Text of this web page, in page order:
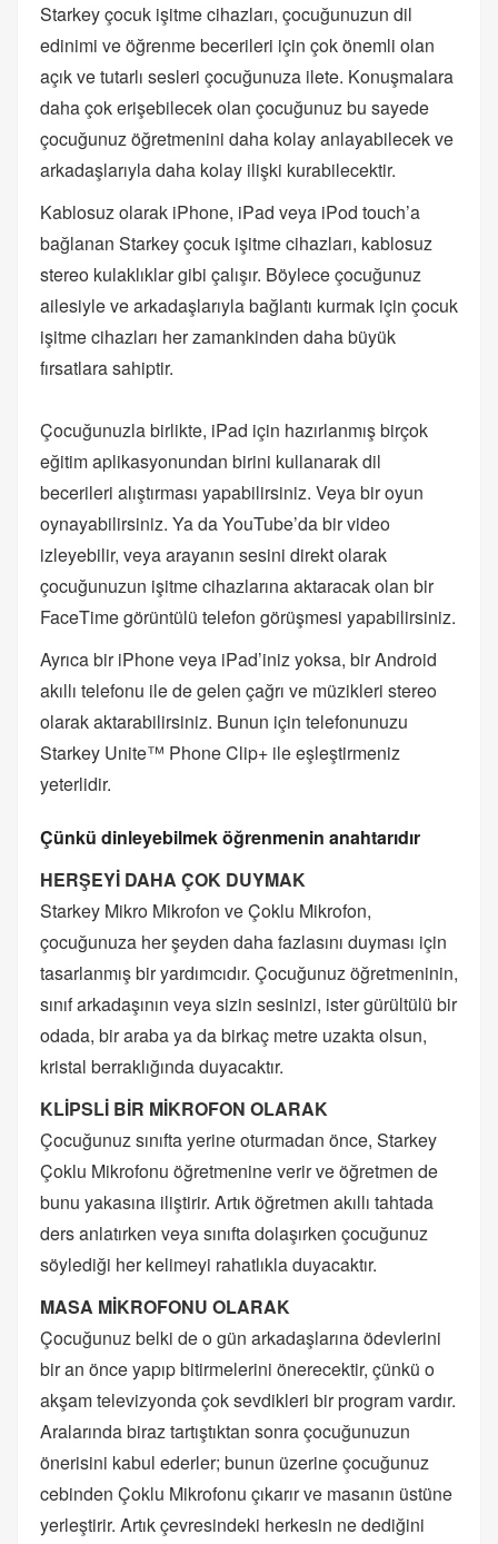
Starkey çocuk işitme cihazları, çocuğunuzun dil
edinimi ve öğrenme becerileri için çok önemli olan
açık ve tutarlı sesleri çocuğunuza ilete. Konuşmalara
daha çok erişebilecek olan çocuğunuz bu sayede
çocuğunuz öğretmenini daha kolay anlayabilecek ve
arkadaşlarıyla daha kolay ilişki kurabilecektir.
Kablosuz olarak iPhone, iPad veya iPod touch’a
bağlanan Starkey çocuk işitme cihazları, kablosuz
stereo kulaklıklar gibi çalışır. Böylece çocuğunuz
ailesiyle ve arkadaşlarıyla bağlantı kurmak için çocuk
işitme cihazları her zamankinden daha büyük
fırsatlara sahiptir.
Çocuğunuzla birlikte, iPad için hazırlanmış birçok
eğitim aplikasyonundan birini kullanarak dil
becerileri alıştırması yapabilirsiniz. Veya bir oyun
oynayabilirsiniz. Ya da YouTube’da bir video
izleyebilir, veya arayanın sesini direkt olarak
çocuğunuzun işitme cihazlarına aktaracak olan bir
FaceTime görüntülü telefon görüşmesi yapabilirsiniz.
Ayrıca bir iPhone veya iPad’iniz yoksa, bir Android
akıllı telefonu ile de gelen çağrı ve müzikleri stereo
olarak aktarabilirsiniz. Bunun için telefonunuzu
Starkey Unite™ Phone Clip+ ile eşleştirmeniz
yeterlidir.
Çünkü dinleyebilmek öğrenmenin anahtarıdır
HERŞEYİ DAHA ÇOK DUYMAK
Starkey Mikro Mikrofon ve Çoklu Mikrofon,
çocuğunuza her şeyden daha fazlasını duyması için
tasarlanmış bir yardımcıdır. Çocuğunuz öğretmeninin,
sınıf arkadaşının veya sizin sesinizi, ister gürültülü bir
odada, bir araba ya da birkaç metre uzakta olsun,
kristal berraklığında duyacaktır.
KLİPSLİ BİR MİKROFON OLARAK
Çocuğunuz sınıfta yerine oturmadan önce, Starkey
Çoklu Mikrofonu öğretmenine verir ve öğretmen de
bunu yakasına iliştirir. Artık öğretmen akıllı tahtada
ders anlatırken veya sınıfta dolaşırken çocuğunuz
söylediği her kelimeyi rahatlıkla duyacaktır.
MASA MİKROFONU OLARAK
Çocuğunuz belki de o gün arkadaşlarına ödevlerini
bir an önce yapıp bitirmelerini önerecektir, çünkü o
akşam televizyonda çok sevdikleri bir program vardır.
Aralarında biraz tartıştıktan sonra çocuğunuzun
önerisini kabul ederler; bunun üzerine çocuğunuz
cebinden Çoklu Mikrofonu çıkarır ve masanın üstüne
yerleştirir. Artık çevresindeki herkesin ne dediğini